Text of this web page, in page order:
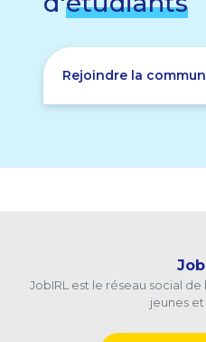
Rejoindre la
JobIRL est le réseau social
jeunes et